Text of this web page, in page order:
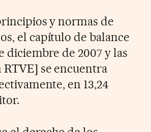
y normas de
el capítulo de balance
diciembre de 2007 y las
se encuentra
en 13,24